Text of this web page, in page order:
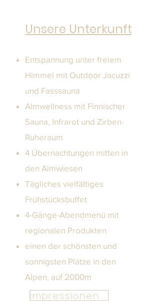
Unsere Unterkunft
Entspannung unter freiem
Himmel mit Outdoor Jacuzzi
und Fasssauna
Almwellness mit Finnischer
Sauna, Infrarot und Zirben-
Ruheraum
4 Übernachtungen mitten in
den Almwiesen
Tägliches vielfältiges
Frühstücksbuffet
4-Gänge-Abendmenü mit
regionalen Produkten
einen der schönsten und
sonnigsten Plätze in den
Alpen, auf 2000m
Impressionen Starkenfeldhütte